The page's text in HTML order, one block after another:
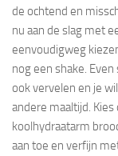
de ochtend en
nu aan de slag met
eenvoudigweg
nog een shake.
ook vervelen en je
andere maaltijd.
koolhydraatarm
aan toe en verfijn